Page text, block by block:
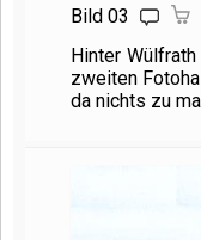
Bild 03
Hinter
zweiten
da nichts zu